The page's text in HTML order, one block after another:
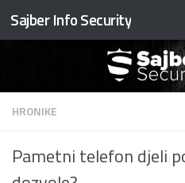
Preskočite na sadržaj
Sajber Info Security
HRONIKE
Pametni telefon djeli